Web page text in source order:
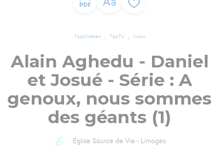
TopChrétien TopTV Vidéo
Alain Aghedu - Daniel
et Josué - Série : A
genoux, nous sommes
des géants (1)
Église Source de Vie - Limoges